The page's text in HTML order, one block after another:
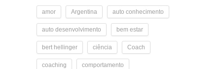
amor Argentina auto conhecimento
auto desenvolvimento bem estar
bert hellinger ciência Coach
coaching comportamento